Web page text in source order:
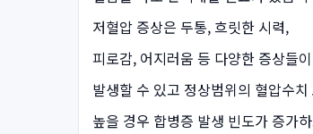
저혈압 증상은 두통, 흐릿한 시력,
피로감, 어지러움 등 다양한 증상들이
발생할 수 있고 정상범위의 혈압수치
높을 경우 합병증 발생 빈도가 증가